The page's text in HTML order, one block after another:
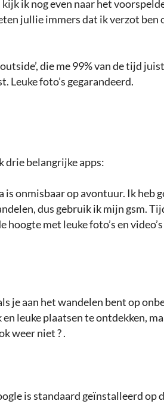
ik nog even naar het
jullie immers dat ik verzot ben
die me 99% van de tijd
Leuke foto’s gegarandeerd.
drie belangrijke apps:
is onmisbaar op avontuur. Ik heb
dus gebruik ik mijn gsm.
met leuke foto’s en
je aan het wandelen bent op
leuke plaatsen te ontdekken,
weer niet ? .
is standaard geïnstalleerd op